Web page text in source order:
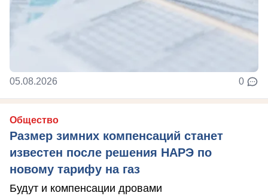
05.08.2026 0
Общество
Размер зимних компенсаций станет
известен после решения НАРЭ по
новому тарифу на газ
Будут и компенсации дровами